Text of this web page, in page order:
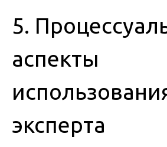
5.
аспекты
эксперта